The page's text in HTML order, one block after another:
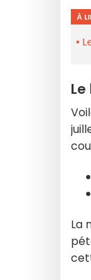
À
La